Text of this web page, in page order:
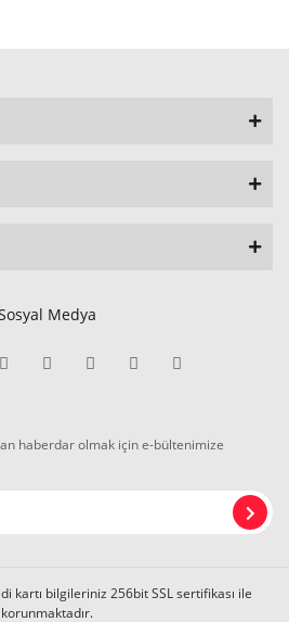
Medya
haberdar olmak için e-bültenimize
kartı bilgileriniz 256bit SSL sertifikası ile
korunmaktadır.